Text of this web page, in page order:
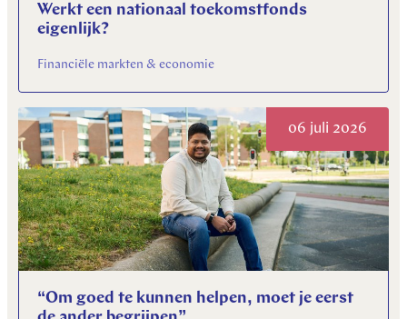
Werkt een nationaal toekomstfonds
eigenlijk?
Financiële markten & economie
06 juli 2026
“Om goed te kunnen helpen, moet je eerst